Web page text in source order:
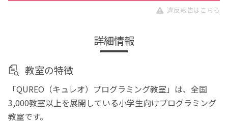
違反報告はこちら
詳細情報
教室の特徴
「QUREO（キュレオ）プログラミング教室」は、全国
3,000教室以上を展開している小学生向けプログラミング
教室です。